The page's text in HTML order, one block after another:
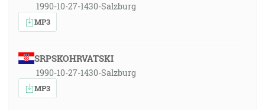
1990-10-27-1430-Salzburg
MP3
SRPSKOHRVATSKI
1990-10-27-1430-Salzburg
MP3